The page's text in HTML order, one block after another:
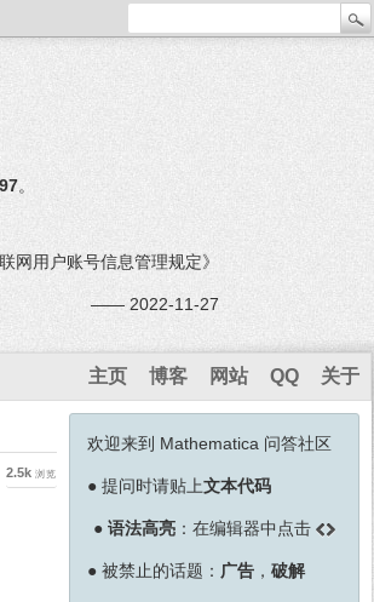
。
网用户账号信息管理规定》
—— 2022-11-27
关于
QQ
网站
博客
主页
欢迎来到 Mathematica 问答社区
● 提问时请贴上文本代码
● 语法高亮 ：在编辑器中点击
● 被禁止的话题： 广告 ， 破解
2.5k 浏览